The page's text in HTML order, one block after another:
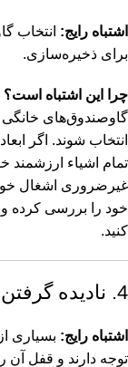
اشتباه رایج: انتخاب
برای ذخیره‌سازی.
چرا این اشتباه است؟
گاوصندوق‌های خانگی
انتخاب شوند. اگر
تمام اشیاء ارزشمند
غیرضروری اشغال
خود را بررسی کرده
کنید.
4. نادیده گرفتن
اشتباه رایج: بسیاری
توجه دارند و قفل آن